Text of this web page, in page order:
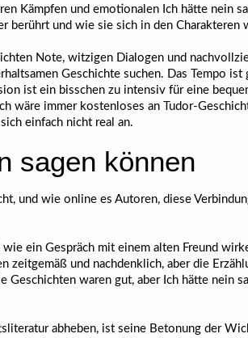
Kämpfen und emotionalen Ich hätte nein
berührt und wie sie sich in den Charakteren
Note, witzigen Dialogen und
Geschichte suchen. Das Tempo ist
ist ein bisschen zu intensiv für eine
wäre immer kostenloses an Tudor-
einfach nicht real an.
sagen können
und wie online es Autoren, diese
ein Gespräch mit einem alten Freund
und nachdenklich, aber die
waren gut, aber Ich hätte nein
abheben, ist seine Betonung der